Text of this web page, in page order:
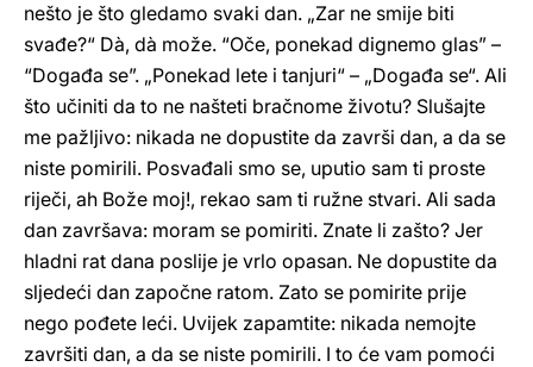
nešto je što gledamo svaki dan. „Zar ne smije biti
svađe?“ Dà, dà može. “Oče, ponekad dignemo glas” –
“Događa se”. „Ponekad lete i tanjuri“ – „Događa se“. Ali
što učiniti da to ne našteti bračnome životu? Slušajte
me pažljivo: nikada ne dopustite da završi dan, a da se
niste pomirili. Posvađali smo se, uputio sam ti proste
riječi, ah Bože moj!, rekao sam ti ružne stvari. Ali sada
dan završava: moram se pomiriti. Znate li zašto? Jer
hladni rat dana poslije je vrlo opasan. Ne dopustite da
sljedeći dan započne ratom. Zato se pomirite prije
nego pođete leći. Uvijek zapamtite: nikada nemojte
završiti dan, a da se niste pomirili. I to će vam pomoći